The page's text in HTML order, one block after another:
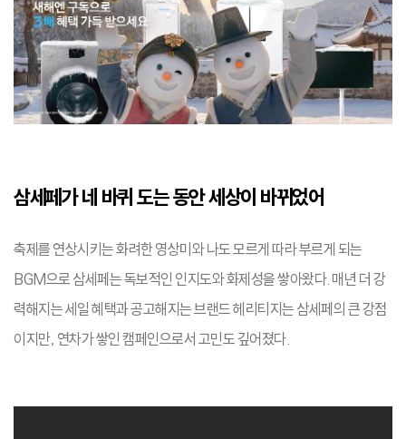
삼세페가 네 바퀴 도는 동안 세상이 바뀌었어
축제를 연상시키는 화려한 영상미와 나도 모르게 따라 부르게 되는
BGM으로 삼세페는 독보적인 인지도와 화제성을 쌓아왔다. 매년 더 강
력해지는 세일 혜택과 공고해지는 브랜드 헤리티지는 삼세페의 큰 강점
이지만, 연차가 쌓인 캠페인으로서 고민도 깊어졌다.